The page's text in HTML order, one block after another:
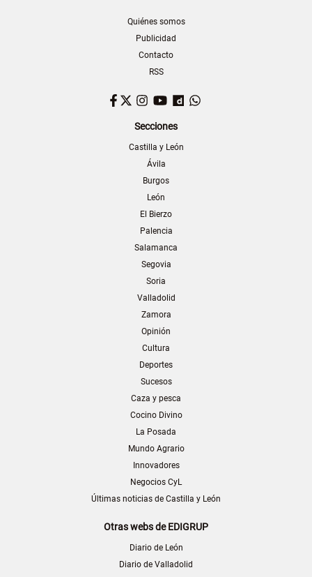
Quiénes somos
Publicidad
Contacto
RSS
Facebook
TwitterInstagram
YouTubeDailymotion
Secciones
Castilla y León
Ávila
Burgos
León
El Bierzo
Palencia
Salamanca
Segovia
Soria
Valladolid
Zamora
Opinión
Cultura
Deportes
Sucesos
Caza y pesca
Cocino Divino
La Posada
Mundo Agrario
Innovadores
Negocios CyL
Últimas noticias de Castilla y León
Otras webs de EDIGRUP
Diario de León
Diario de Valladolid